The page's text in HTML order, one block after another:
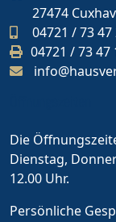
27474
04721 / 73 47
04721 / 73 47
Die
Dienstag,
12.00 Uhr.
Persönliche